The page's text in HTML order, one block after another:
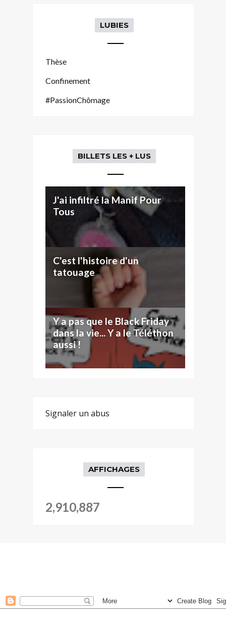
LUBIES
Thèse
Confinement
#PassionChômage
BILLETS LES + LUS
J'ai infiltré la Manif Pour
Tous
C'est l'histoire d'un
tatouage
Y a pas que le Black Friday
dans la vie... Y a le Téléthon
aussi !
Signaler un abus
AFFICHAGES
2,910,887